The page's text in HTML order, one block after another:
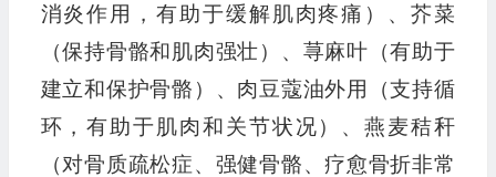
消炎作用，有助于缓解肌肉疼痛）、芥菜
（保持骨骼和肌肉强壮）、荨麻叶（有助于
建立和保护骨骼）、肉豆蔻油外用（支持循
环，有助于肌肉和关节状况）、燕麦秸秆
（对骨质疏松症、强健骨骼、疗愈骨折非常